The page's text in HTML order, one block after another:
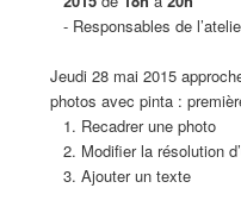
- Responsables de
Jeudi 28 mai 2015
photos avec pinta :
1. Recadrer une photo
2. Modifier la résolution
3. Ajouter un texte